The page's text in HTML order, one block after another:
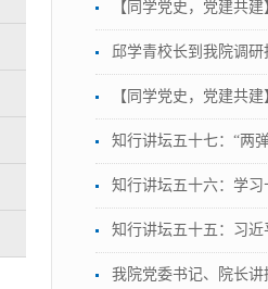
【同学党史，党建共
邱学青校长到我院调
【同学党史，党建共
知行讲坛五十七：“两
知行讲坛五十六：学
知行讲坛五十五：习
我院党委书记、院长讲